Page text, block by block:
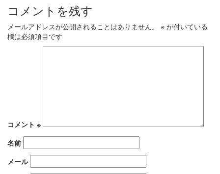
コメントを残す
メールアドレスが公開されることはありません。 ※ が付いている
欄は必須項目です
コメント ※
名前
メール